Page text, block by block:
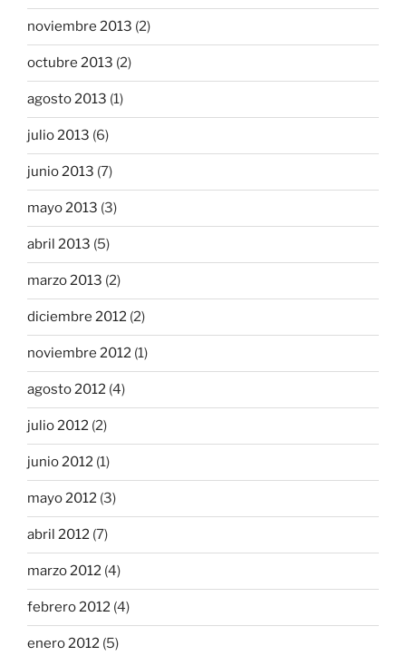
noviembre 2013 (2)
octubre 2013 (2)
agosto 2013 (1)
julio 2013 (6)
junio 2013 (7)
mayo 2013 (3)
abril 2013 (5)
marzo 2013 (2)
diciembre 2012 (2)
noviembre 2012 (1)
agosto 2012 (4)
julio 2012 (2)
junio 2012 (1)
mayo 2012 (3)
abril 2012 (7)
marzo 2012 (4)
febrero 2012 (4)
enero 2012 (5)